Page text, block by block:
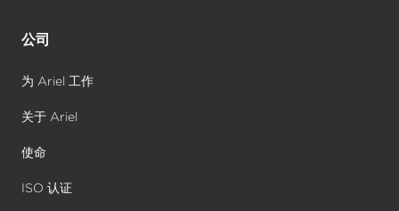
公司
为 Ariel 工作
关于 Ariel
使命
ISO 认证